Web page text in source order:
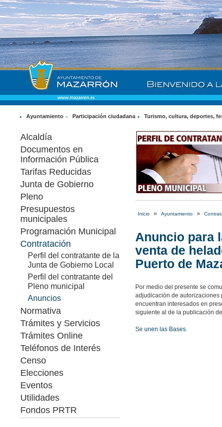
Ayuntamiento Participación ciudadana Turismo, cultura, deportes,
Alcaldía
Documentos en
Información Pública
Tarifas Reducidas
Junta de Gobierno
Pleno
Presupuestos
municipales
Programación Municipal
Contratación
Perfil del contratante de la
Junta de Gobierno Local
Perfil del contratante del
Pleno municipal
Anuncios
Normativa
Trámites y Servicios
Trámites Online
Teléfonos de Interés
Censo
Elecciones
Eventos
Utilidades
Fondos PRTR
Inicio » Ayuntamiento »
Anuncio para
venta de
Puerto de
Por medio del presente se
adjudicación de autorizaciones
encuentran interesados en
siguiente al de la publicación
Se unen las Bases.